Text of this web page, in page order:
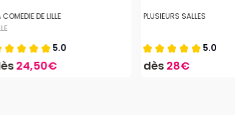
COMEDIE DE LILLE
5.0
24,50€
PLUSIEURS SALLES
5.0
dès 28€